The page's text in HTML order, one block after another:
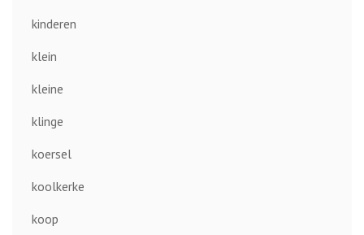
kinderen
klein
kleine
klinge
koersel
koolkerke
koop